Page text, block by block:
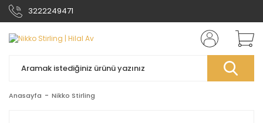
3222249471
Anasayfa Nikko Stirling